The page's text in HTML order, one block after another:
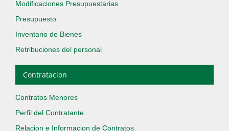
Modificaciones Presupuestarias
Presupuesto
Inventario de Bienes
Retribuciones del personal
Contratacion
Contratos Menores
Perfil del Contratante
Relacion e Informacion de Contratos